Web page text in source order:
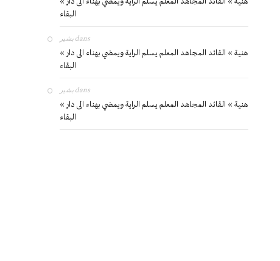
البقاء
بشير dans
« هنية » القائد المجاهد المعلم يسلم الراية ويمضي بهناء الى دار
البقاء
بشير dans
« هنية » القائد المجاهد المعلم يسلم الراية ويمضي بهناء الى دار
البقاء